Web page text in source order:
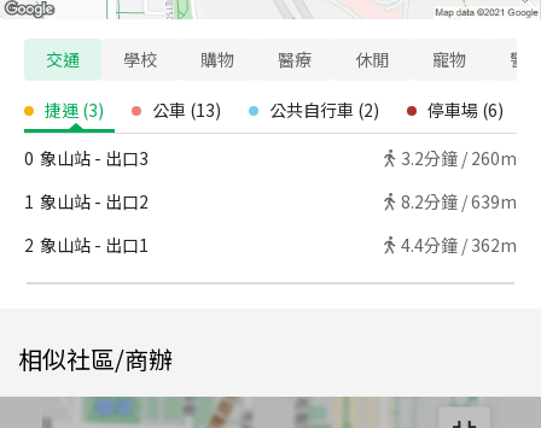
交通 學校 購物 醫療 休閒 寵物 警
捷運 (3) 公車 (13) 公共自行車 (2) 停車場 (6)
0 象山站 - 出口3 3.2分鐘 / 260m
1 象山站 - 出口2 8.2分鐘 /639m
2 象山站 - 出口1 4.4分鐘 / 362m
相似社區/商辦